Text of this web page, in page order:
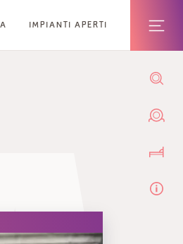
IMPIANTI APERTI